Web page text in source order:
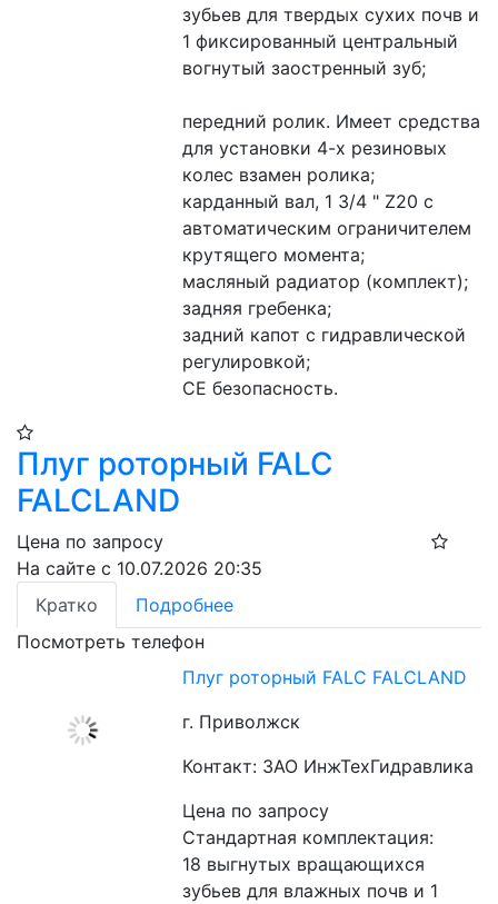
зубьев для твердых сухих почв и
1 фиксированный центральный
вогнутый заостренный зуб;
передний ролик. Имеет средства
для установки 4-х резиновых
колес взамен ролика;
карданный вал, 1 3/4 " Z20 с
автоматическим ограничителем
крутящего момента;
масляный радиатор (комплект);
задняя гребенка;
задний капот с гидравлической
регулировкой;
CE безопасность.
Плуг роторный FALC
FALCLAND
Цена по запросу
На сайте с 10.07.2026 20:35
Кратко
Подробнее
Посмотреть телефон
Плуг роторный FALC FALCLAND
г. Приволжск
Контакт: ЗАО ИнжТехГидравлика
Цена по запросу
Стандартная комплектация:
18 выгнутых вращающихся
зубьев для влажных почв и 1